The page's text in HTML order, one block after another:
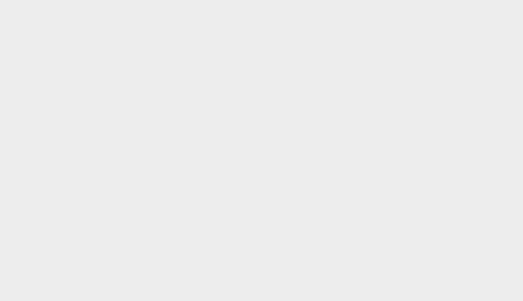
přední přesmykač, což zjednodušuje logiku řazení pouze na pravou ruku, snižuje celkovou
spadnutí nebo zaseknutí řetězu v náročném terénu. Díky velkému rozsahu zadní kazety přitom
Ano, značka
rámu pro každou velikost samostatně. U menších velikostí rámu je horní trubka více skloněna
pro rozkrok při sesednutí, přičemž jezdec nepřichází o výhody velkých kol, jako je lepší
Hydraulické
Běžná údržba zahrnuje kontrolu opotřebení brzdových destiček jednou za sezónu a případné
minerálního oleje v odborném servisu, pokud páčky začnou působit měkce nebo se prodlouží
Lze na model Giant Talon 29 1 dodatečně namontovat blatníky a zadní nosič na
přímo z výroby vybaven integrovanými závity na zadní stavbě. Tyto montážní body umožňují